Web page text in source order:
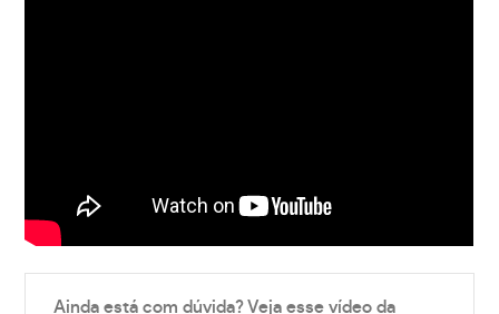
Ainda está com dúvida? Veja esse vídeo da